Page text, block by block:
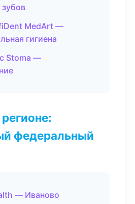
MedArt —
гигиена
Stoma —
федеральный
— Иваново